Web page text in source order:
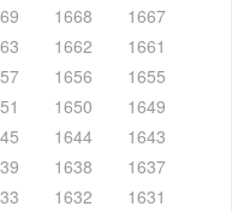
1668
1667
1662
1661
1656
1655
1650
1649
1644
1643
1638
1637
1632
1631